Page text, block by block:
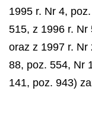
1995 r. Nr 4,
515, z 1996 r. Nr
oraz z 1997 r. Nr
88, poz. 554, Nr
141, poz. 943)